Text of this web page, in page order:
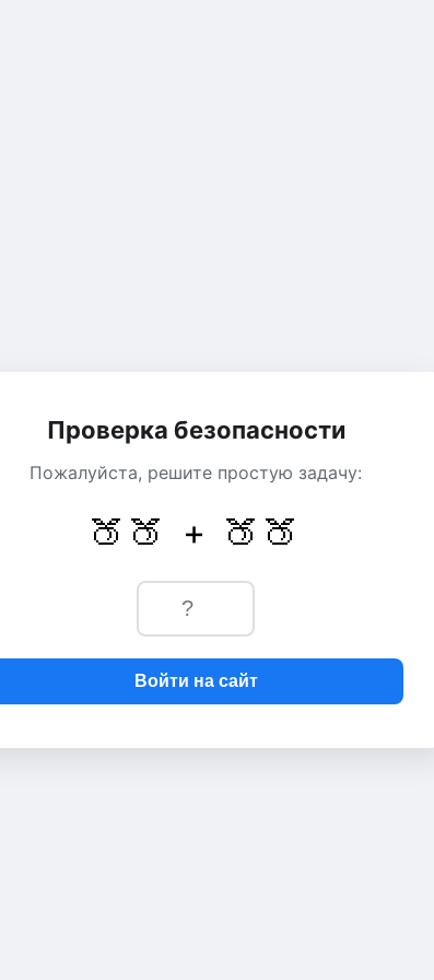
Проверка безопасности
Пожалуйста, решите простую задачу:
🍑🍑 + 🍑🍑
Войти на сайт